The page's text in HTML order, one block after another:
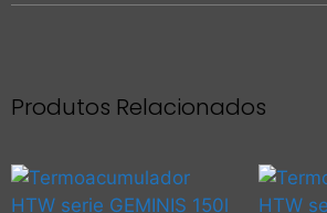
Produtos Relacionados